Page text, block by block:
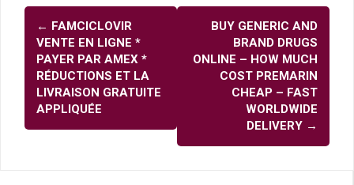
글
내
비
게
이
션
← FAMCICLOVIR
VENTE EN LIGNE *
PAYER PAR AMEX *
RÉDUCTIONS ET LA
LIVRAISON GRATUITE
APPLIQUÉE
BUY GENERIC AND
BRAND DRUGS
ONLINE – HOW MUCH
COST PREMARIN
CHEAP – FAST
WORLDWIDE
DELIVERY →